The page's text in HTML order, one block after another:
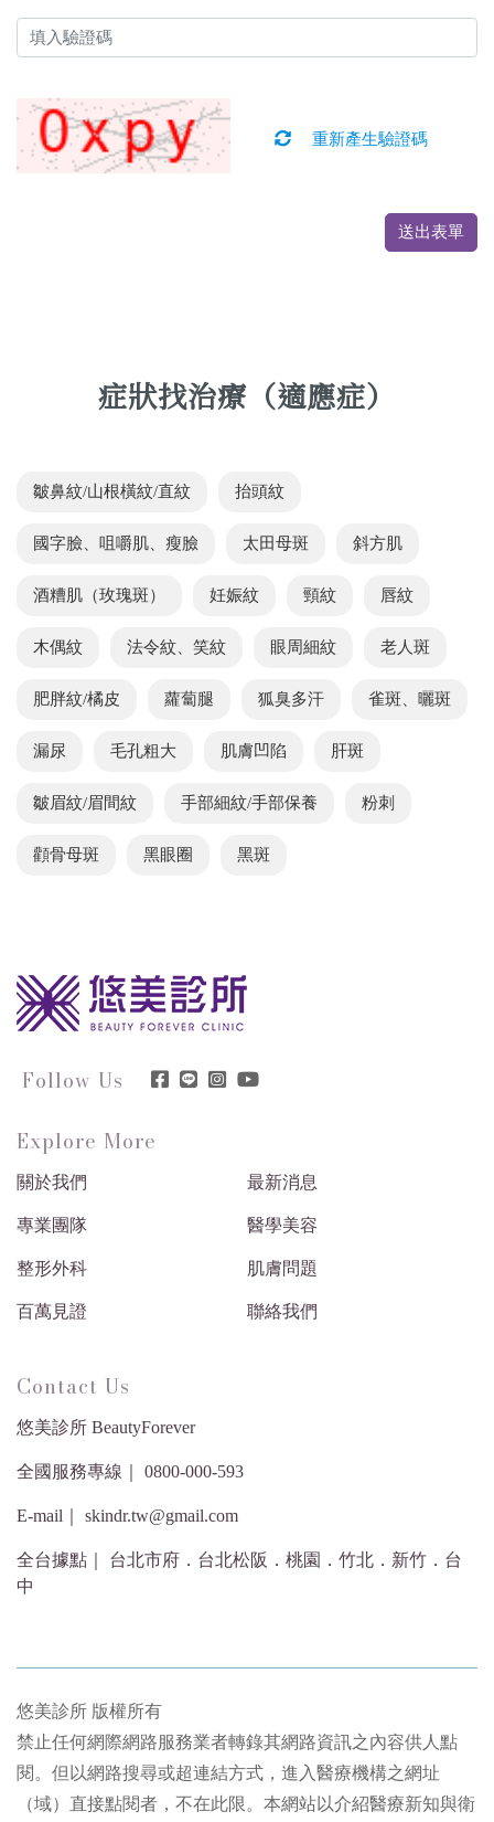
重新產生驗證碼
送出表單
症狀找治療（適應症）
皺鼻紋/山根橫紋/直紋 抬頭紋
國字臉、咀嚼肌、瘦臉 太田母斑 斜方肌
酒糟肌（玫瑰斑） 妊娠紋 頸紋 唇紋
木偶紋 法令紋、笑紋 眼周細紋 老人斑
肥胖紋/橘皮 蘿蔔腿 狐臭多汗 雀斑、曬斑
漏尿 毛孔粗大 肌膚凹陷 肝斑
皺眉紋/眉間紋 手部細紋/手部保養 粉刺
顴骨母斑 黑眼圈 黑斑
Follow Us
Explore More
關於我們 最新消息
專業團隊 醫學美容
整形外科 肌膚問題
百萬見證 聯絡我們
Contact Us
悠美診所 BeautyForever
全國服務專線｜ 0800-000-593
E-mail｜ skindr.tw@gmail.com
全台據點｜ 台北市府．台北松阪．桃園．竹北．新竹．台
中
悠美診所 版權所有
禁止任何網際網路服務業者轉錄其網路資訊之內容供人點
閱。但以網路搜尋或超連結方式，進入醫療機構之網址
（域）直接點閱者，不在此限。本網站以介紹醫療新知與衛